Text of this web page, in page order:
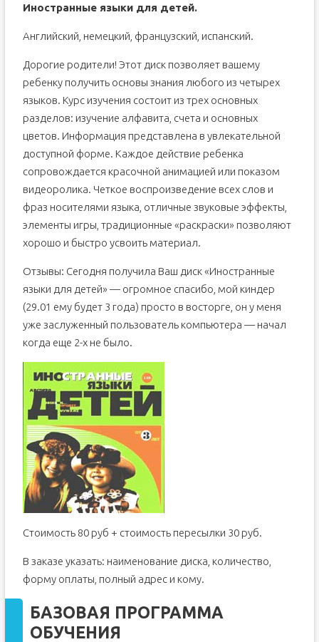
Иностранные языки для детей.
Английский, немецкий, французский, испанский.
Дорогие родители! Этот диск позволяет вашему
ребенку получить основы знания любого из четырех
языков. Курс изучения состоит из трех основных
разделов: изучение алфавита, счета и основных
цветов. Информация представлена в увлекательной
доступной форме. Каждое действие ребенка
сопровождается красочной анимацией или показом
видеоролика. Четкое воспроизведение всех слов и
фраз носителями языка, отличные звуковые эффекты,
элементы игры, традиционные «раскраски» позволяют
хорошо и быстро усвоить материал.
Отзывы: Сегодня получила Ваш диск «Иностранные
языки для детей» — огромное спасибо, мой киндер
(29.01 ему будет 3 года) просто в восторге, он у меня
уже заслуженный пользователь компьютера — начал
когда еще 2-х не было.
Стоимость 80 руб + стоимость пересылки 30 руб.
В заказе указать: наименование диска, количество,
форму оплаты, полный адрес и кому.
БАЗОВАЯ ПРОГРАММА
ОБУЧЕНИЯ